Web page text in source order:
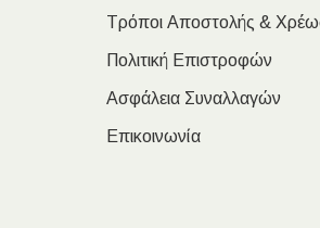
Τρόποι Αποστολής &
Πολιτική Επιστροφών
Ασφάλεια Συναλλαγών
Επικοινωνία